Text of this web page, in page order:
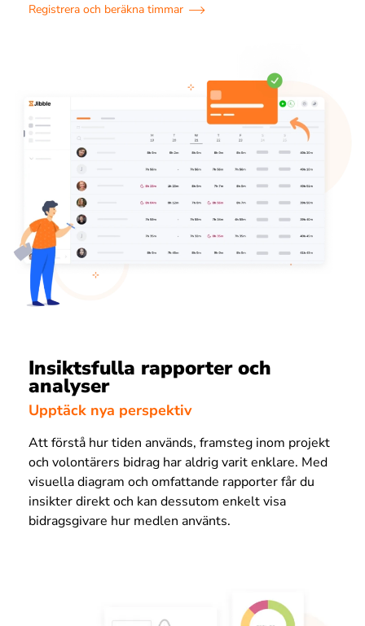
Registrera och beräkna timmar
Insiktsfulla rapporter och
analyser
Upptäck nya perspektiv
Att förstå hur tiden används, framsteg inom projekt
och volontärers bidrag har aldrig varit enklare. Med
visuella diagram och omfattande rapporter får du
insikter direkt och kan dessutom enkelt visa
bidragsgivare hur medlen använts.